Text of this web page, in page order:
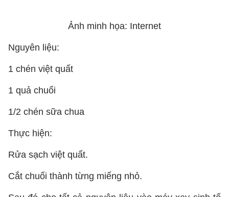
Ảnh minh họa: Internet
Nguyên liệu:
1 chén việt quất
1 quả chuối
1/2 chén sữa chua
Thực hiện:
Rửa sạch việt quất.
Cắt chuối thành từng miếng nhỏ.